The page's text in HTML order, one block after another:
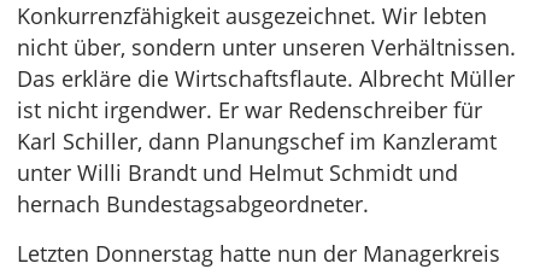
Konkurrenzfähigkeit ausgezeichnet. Wir lebten
nicht über, sondern unter unseren Verhältnissen.
Das erkläre die Wirtschaftsflaute. Albrecht Müller
ist nicht irgendwer. Er war Redenschreiber für
Karl Schiller, dann Planungschef im Kanzleramt
unter Willi Brandt und Helmut Schmidt und
hernach Bundestagsabgeordneter.
Letzten Donnerstag hatte nun der Managerkreis